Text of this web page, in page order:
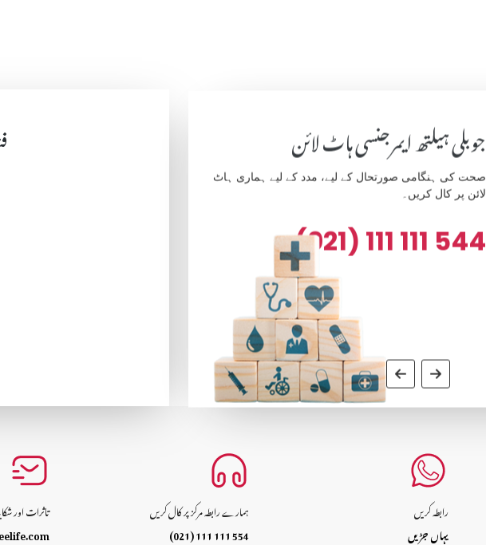
جوبلی ہیلتھ ایمرجنسی ہاٹ لائن
صحت کی ہنگامی صورتحال کے لیے، مدد کے لیے ہماری ہاٹ
لائن پر کال کریں۔
(021) 111 111 544
تاثرات اور
ہمارے رابطہ مرکز پر کال کریں
(021) 111 111 554
رابطہ کریں
یہاں جڑیں